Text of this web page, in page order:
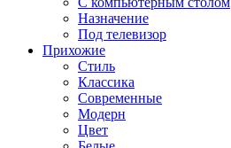
Назначение
Под телевизор
Прихожие
Стиль
Классика
Современные
Модерн
Цвет